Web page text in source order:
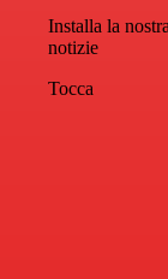
Installa la
notizie
Tocca